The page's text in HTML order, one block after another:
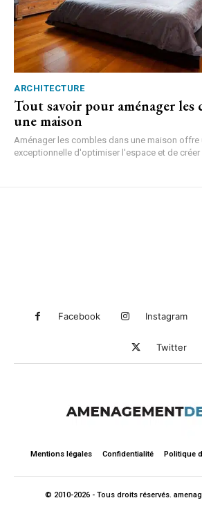
ARCHITECTURE
Tout savoir pour aménager les
une maison
Aménager les combles dans une maison
exceptionnelle d'optimiser l'espace et de créer
Facebook Instagram
Twitter
Mentions légales Confidentialité Politique
© 2010-2026 - Tous droits réservés.